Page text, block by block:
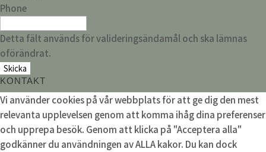
Phone
Detta fält används för valideringsändamål och ska lämnas
oförändrat.
KONTAKT
Vi använder cookies på vår webbplats för att ge dig den mest
relevanta upplevelsen genom att komma ihåg dina preferenser
och upprepa besök. Genom att klicka på "Acceptera alla"
godkänner du användningen av ALLA kakor. Du kan dock